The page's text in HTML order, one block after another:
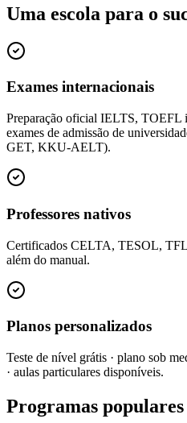
Uma escola para o
Exames internacionais
Preparação oficial IELTS,
exames de admissão de
GET, KKU-AELT).
Professores nativos
Certificados CELTA, TESOL,
além do manual.
Planos personalizados
Teste de nível grátis · plano sob
· aulas particulares disponíveis.
Programas populares